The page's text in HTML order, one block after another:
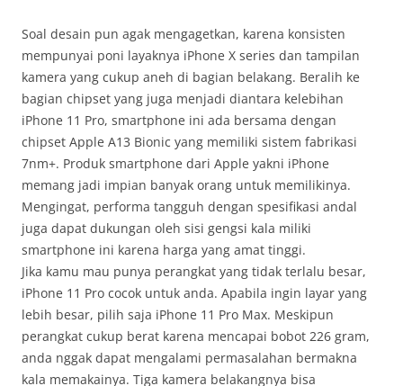
Soal desain pun agak mengagetkan, karena konsisten
mempunyai poni layaknya iPhone X series dan tampilan
kamera yang cukup aneh di bagian belakang. Beralih ke
bagian chipset yang juga menjadi diantara kelebihan
iPhone 11 Pro, smartphone ini ada bersama dengan
chipset Apple A13 Bionic yang memiliki sistem fabrikasi
7nm+. Produk smartphone dari Apple yakni iPhone
memang jadi impian banyak orang untuk memilikinya.
Mengingat, performa tangguh dengan spesifikasi andal
juga dapat dukungan oleh sisi gengsi kala miliki
smartphone ini karena harga yang amat tinggi.
Jika kamu mau punya perangkat yang tidak terlalu besar,
iPhone 11 Pro cocok untuk anda. Apabila ingin layar yang
lebih besar, pilih saja iPhone 11 Pro Max. Meskipun
perangkat cukup berat karena mencapai bobot 226 gram,
anda nggak dapat mengalami permasalahan bermakna
kala memakainya. Tiga kamera belakangnya bisa